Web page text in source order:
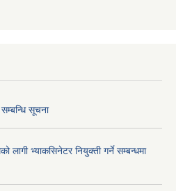
सूचना
लागी भ्याकसिनेटर नियुक्ती गर्ने सम्बन्धमा